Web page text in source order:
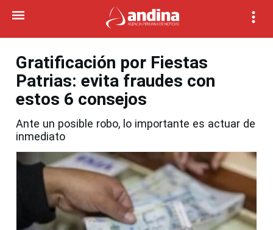
Gratificación por Fiestas
Patrias: evita fraudes con
estos 6 consejos
Ante un posible robo, lo importante es actuar de
inmediato